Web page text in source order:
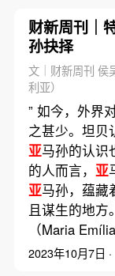
财新周刊｜
孙抉择
文｜财新周刊 侯
利亚）
” 如今，外界
之甚少。坦贝
亚马孙的认识
的人而言， 亚
亚马孙，蕴藏
且谋生的地方
（Maria
2023年10月7日 ·